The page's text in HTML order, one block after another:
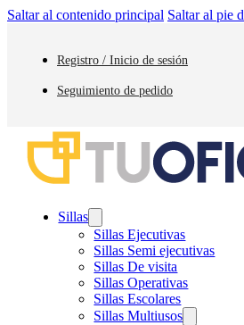
Saltar al contenido principal Saltar al pie
Registro / Inicio de sesión
Seguimiento de pedido
Sillas
Sillas Ejecutivas
Sillas Semi ejecutivas
Sillas De visita
Sillas Operativas
Sillas Escolares
Sillas Multiusos